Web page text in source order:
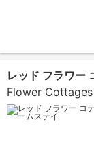
レッド フラワー
Flower